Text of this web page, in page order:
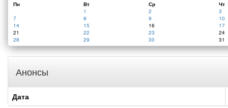
Пн Вт Ср
Чт
1
2
3
7
8 9
10
14
15 16
17
21
22 23
24
28
29 30 31
Анонсы
Дата